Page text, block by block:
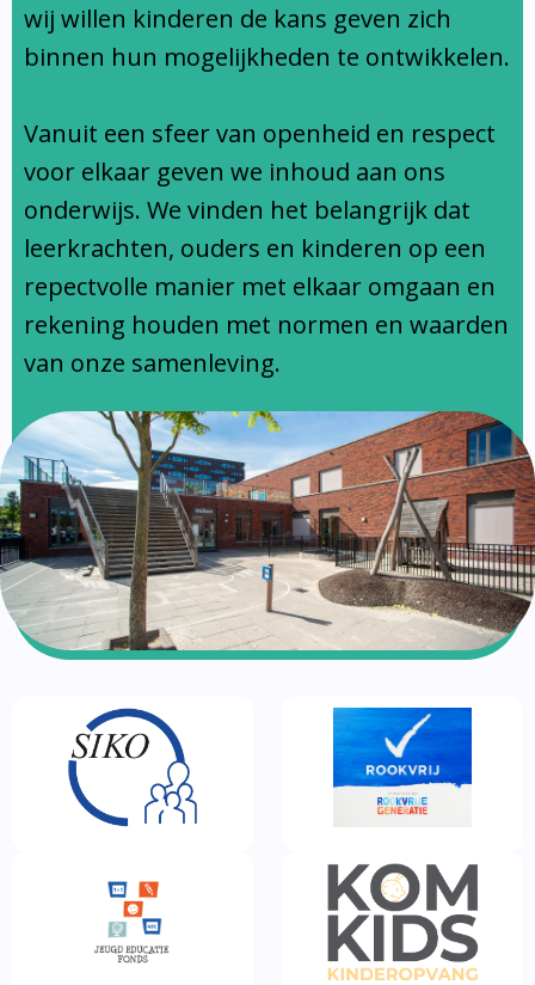
Ondersteuningsprofiel
wij willen kinderen de kans geven zich
binnen hun mogelijkheden te ontwikkelen.
Vanuit een sfeer van openheid en respect
voor elkaar geven we inhoud aan ons
onderwijs. We vinden het belangrijk dat
leerkrachten, ouders en kinderen op een
repectvolle manier met elkaar omgaan en
rekening houden met normen en waarden
van onze samenleving.